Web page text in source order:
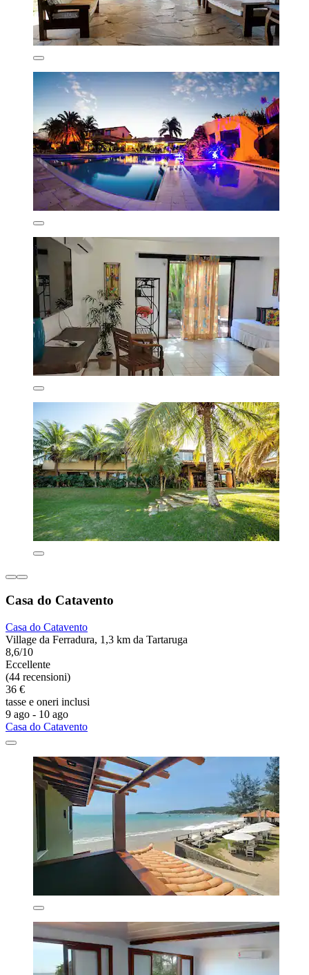
Casa do Catavento
Casa do Catavento
Village da Ferradura, 1,3 km da Tartaruga
8,6/10
Eccellente
(44 recensioni)
36 €
tasse e oneri inclusi
9 ago - 10 ago
Casa do Catavento